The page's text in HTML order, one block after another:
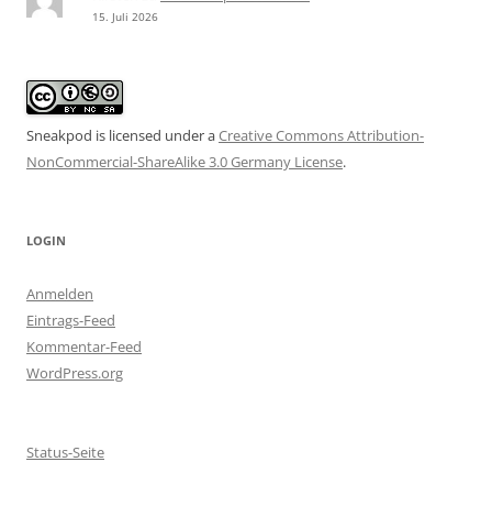
15. Juli 2026
Sneakpod is licensed under aCreative Commons Attribution-
NonCommercial-ShareAlike 3.0 Germany License.
LOGIN
Anmelden
Eintrags-Feed
Kommentar-Feed
WordPress.org
Status-Seite